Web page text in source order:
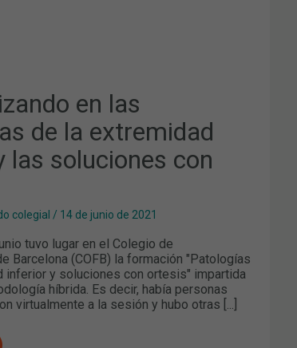
en las
de la extremidad
las soluciones con
colegial / 14 de junio de 2021
tuvo lugar en el Colegio de
Barcelona (COFB) la formación "Patologías
inferior y soluciones con ortesis" impartida
híbrida. Es decir, había personas
virtualmente a la sesión y hubo otras [...]